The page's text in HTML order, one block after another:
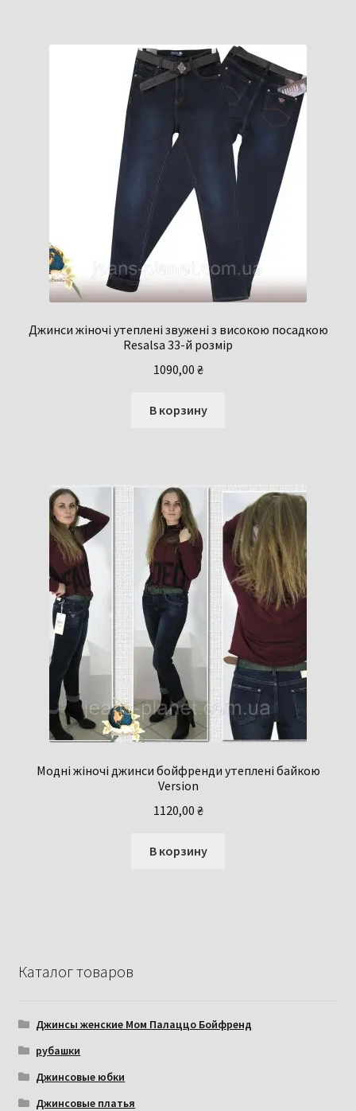
Джинси жіночі утеплені звужені з високою посадкою
Resalsa 33-й розмір
1090,00 ₴
В корзину
Модні жіночі джинси бойфренди утеплені байкою
Version
1120,00 ₴
В корзину
Каталог товаров
Джинсы женские Мом Палаццо Бойфренд
рубашки
Джинсовые юбки
Джинсовые платья